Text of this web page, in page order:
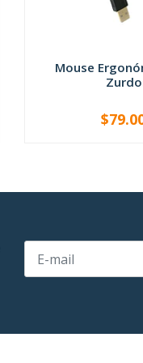
Mouse
+